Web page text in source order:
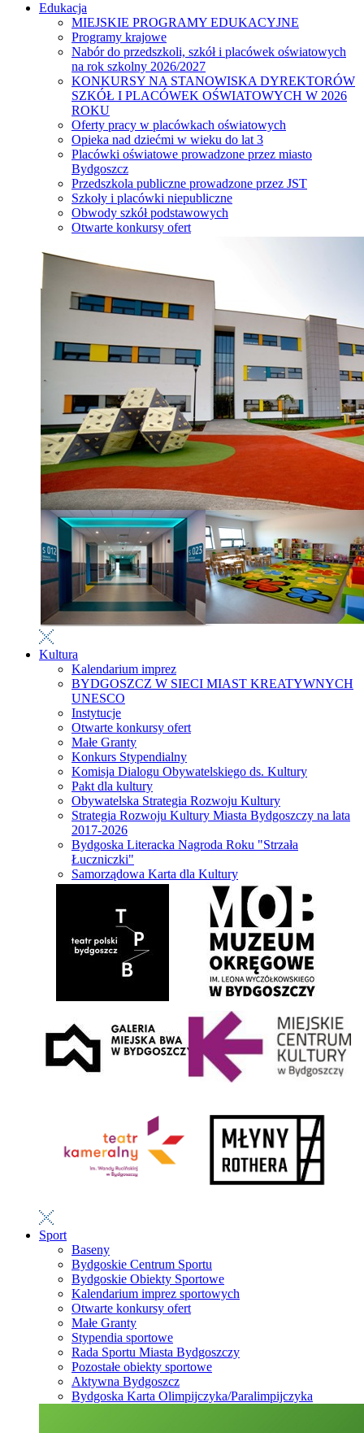
Edukacja
MIEJSKIE PROGRAMY EDUKACYJNE
Programy krajowe
Nabór do przedszkoli, szkół i placówek oświatowych
na rok szkolny 2026/2027
KONKURSY NA STANOWISKA DYREKTORÓW
SZKÓŁ I PLACÓWEK OŚWIATOWYCH W 2026
ROKU
Oferty pracy w placówkach oświatowych
Opieka nad dziećmi w wieku do lat 3
Placówki oświatowe prowadzone przez miasto
Bydgoszcz
Przedszkola publiczne prowadzone przez JST
Szkoły i placówki niepubliczne
Obwody szkół podstawowych
Otwarte konkursy ofert
Kultura
Kalendarium imprez
BYDGOSZCZ W SIECI MIAST KREATYWNYCH
UNESCO
Instytucje
Otwarte konkursy ofert
Małe Granty
Konkurs Stypendialny
Komisja Dialogu Obywatelskiego ds. Kultury
Pakt dla kultury
Obywatelska Strategia Rozwoju Kultury
Strategia Rozwoju Kultury Miasta Bydgoszczy na lata
2017-2026
Bydgoska Literacka Nagroda Roku "Strzała
Łuczniczki"
Samorządowa Karta dla Kultury
Sport
Baseny
Bydgoskie Centrum Sportu
Bydgoskie Obiekty Sportowe
Kalendarium imprez sportowych
Otwarte konkursy ofert
Małe Granty
Stypendia sportowe
Rada Sportu Miasta Bydgoszczy
Pozostałe obiekty sportowe
Aktywna Bydgoszcz
Bydgoska Karta Olimpijczyka/Paralimpijczyka